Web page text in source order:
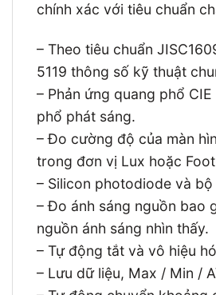
chính xác với tiêu chuẩn
– Theo tiêu chuẩn
5119 thông số kỹ thuật
– Phản ứng quang phổ
phổ phát sáng.
– Đo cường độ của màn
trong đơn vị Lux hoặc
– Silicon photodiode và bộ
– Đo ánh sáng nguồn bao
nguồn ánh sáng nhìn thấy.
– Tự động tắt và vô hiệu
– Lưu dữ liệu, Max / Min /